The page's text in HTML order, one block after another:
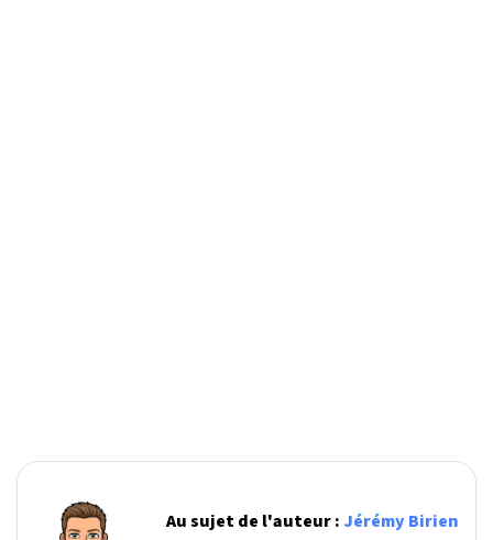
Au sujet de l'auteur : Jérémy Birien